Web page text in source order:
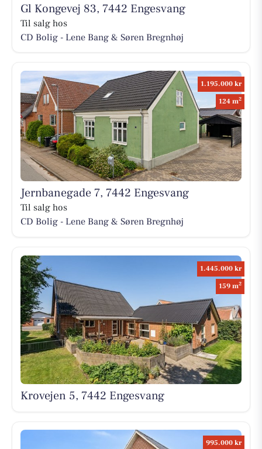
Gl Kongevej 83, 7442 Engesvang
Til salg hos
CD Bolig - Lene Bang & Søren Bregnhøj
1.195.000 kr
124 m2
Jernbanegade 7, 7442 Engesvang
Til salg hos
CD Bolig - Lene Bang & Søren Bregnhøj
1.445.000 kr
159 m2
Krovejen 5, 7442 Engesvang
995.000 kr